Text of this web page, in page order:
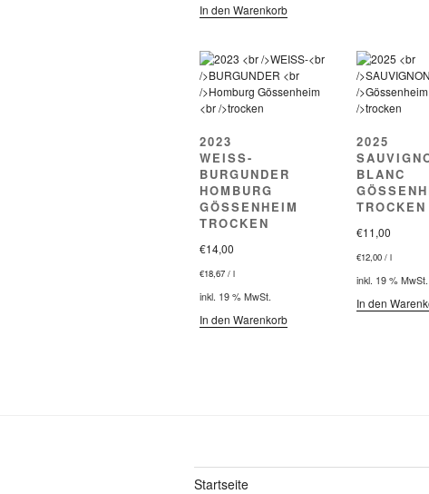
In den Warenkorb
2023
WEISS-
BURGUNDER
HOMBURG
GÖSSENHEIM
TROCKEN
€14,00
€18,67 / l
inkl. 19 % MwSt.
In den Warenkorb
2025
BLANC
TROCKEN
€11,00
€12,00/ l
inkl. 19 % MwSt.
In den
Startseite